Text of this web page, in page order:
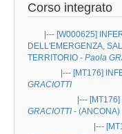
Corso integrato
|--- [W000625]
DELL'EMERGENZA,
TERRITORIO - Paola
|--- [MT176]
GRACIOTTI
|--- [MT176]
GRACIOTTI - (ANCONA)
|---